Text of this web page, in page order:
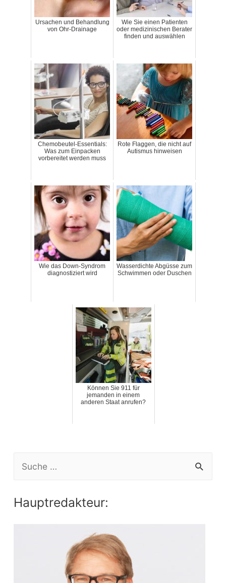
Ursachen und Behandlung
von Ohr-Drainage
Wie Sie einen Patienten
oder medizinischen Berater
finden und auswählen
Chemobeutel-Essentials:
Was zum Einpacken
vorbereitet werden muss
Rote Flaggen, die nicht auf
Autismus hinweisen
Wie das Down-Syndrom
diagnostiziert wird
Wasserdichte Abgüsse zum
Schwimmen oder Duschen
Können Sie 911 für
jemanden in einem
anderen Staat anrufen?
Hauptredakteur: